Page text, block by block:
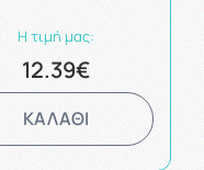
Η τιμή μας:
12.39€
ΚΑΛΑΘΙ